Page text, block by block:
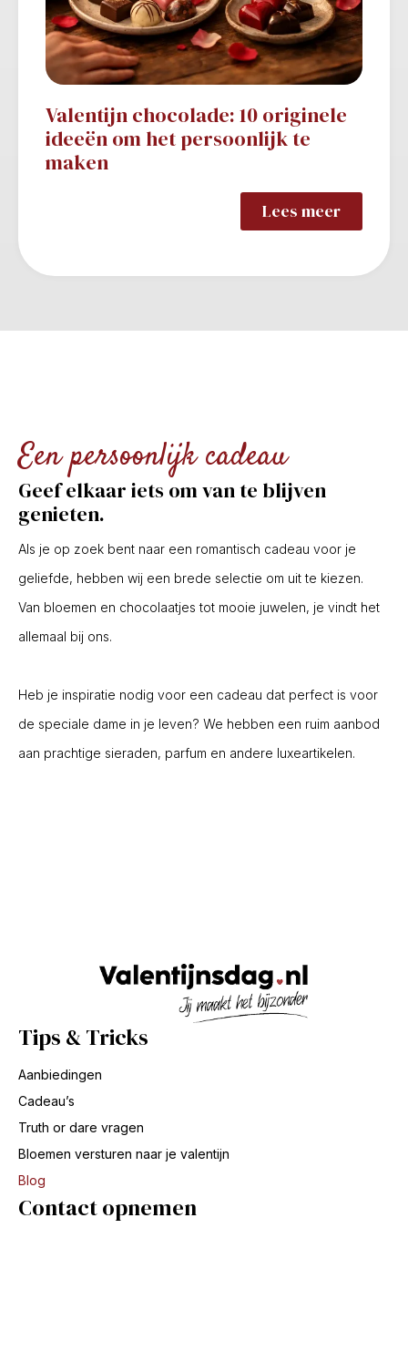
Valentijn chocolade: 10 originele
ideeën om het persoonlijk te
maken
Lees meer
Een persoonlijk cadeau
Geef elkaar iets om van te blijven
genieten.
Als je op zoek bent naar een romantisch cadeau voor je
geliefde, hebben wij een brede selectie om uit te kiezen.
Van bloemen en chocolaatjes tot mooie juwelen, je vindt het
allemaal bij ons.
Heb je inspiratie nodig voor een cadeau dat perfect is voor
de speciale dame in je leven? We hebben een ruim aanbod
aan prachtige sieraden, parfum en andere luxeartikelen.
Tips & Tricks
Aanbiedingen
Cadeau’s
Truth or dare vragen
Bloemen versturen naar je valentijn
Blog
Contact opnemen